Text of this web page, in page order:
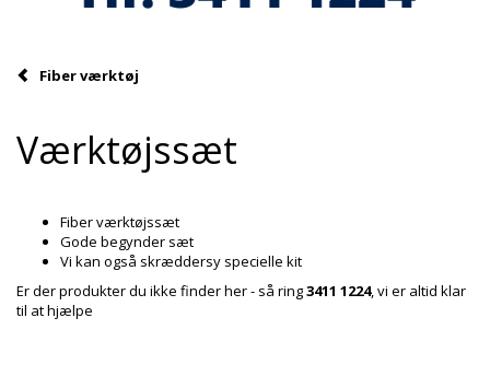
Fiber værktøj
Værktøjssæt
Fiber værktøjssæt
Gode begynder sæt
Vi kan også skræddersy specielle kit
Er der produkter du ikke finder her - så ring3411 1224, vi er altid klar
til at hjælpe